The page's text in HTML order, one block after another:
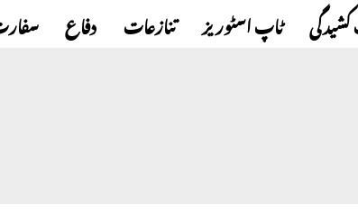
ٹاپ اسٹوریز تنازعات دفاع